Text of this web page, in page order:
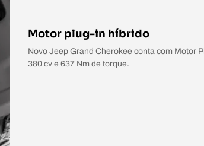
Motor plug-in híbrido
Novo Jeep Grand Cherokee conta com Motor
380 cv e 637 Nm de torque.